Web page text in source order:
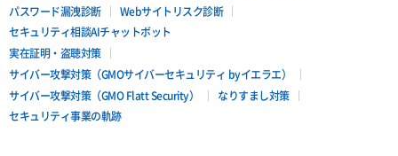
パスワード漏洩診断
Webサイトリスク診断
セキュリティ相談AIチャットボット
実在証明・盗聴対策
サイバー攻撃対策（GMOサイバーセキュリティ byイエラエ）
サイバー攻撃対策（GMO Flatt Security）
なりすまし対策
セキュリティ事業の軌跡